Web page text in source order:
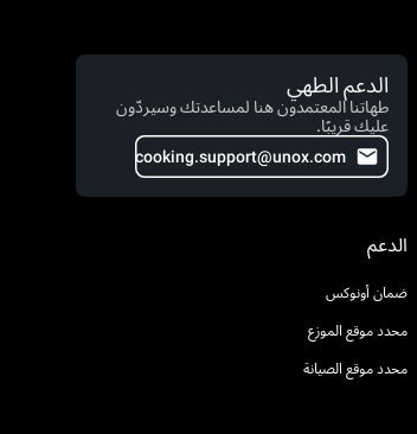
الدعم الطهي
طهاتنا المعتمدون هنا لمساعدتك وسيردّون
عليك قريبًا.
cooking.support@unox.com
الدعم
ضمان أونوكس
محدد موقع الموزع
محدد موقع الصيانة